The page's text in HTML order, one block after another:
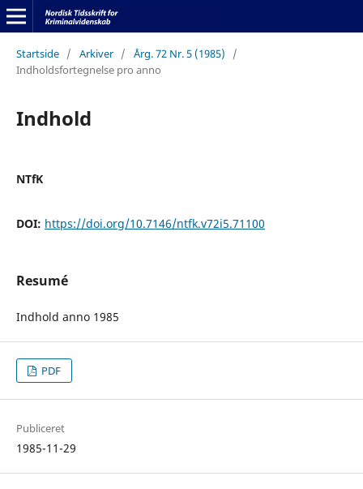
Startside / Arkiver / Årg. 72 Nr. 5 (1985)
/
Indholdsfortegnelse pro anno
Indhold
NTfK
DOI: https://doi.org/10.7146/ntfk.v72i5.71100
Resumé
Indhold anno 1985
PDF
Publiceret
1985-11-29